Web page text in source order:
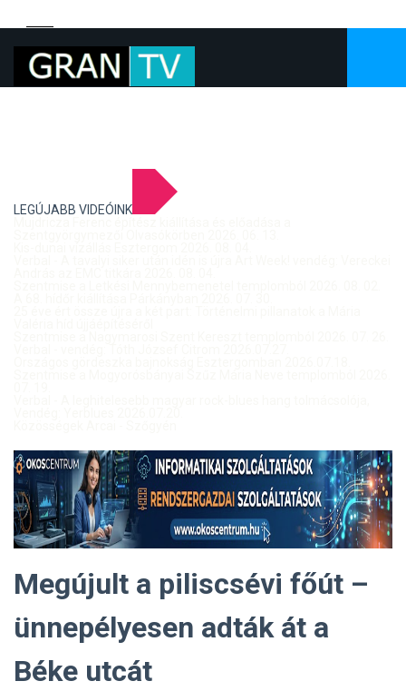
LEGÚJABB VIDEÓINK
Megújult a piliscsévi főút –
ünnepélyesen adták át a
Béke utcát